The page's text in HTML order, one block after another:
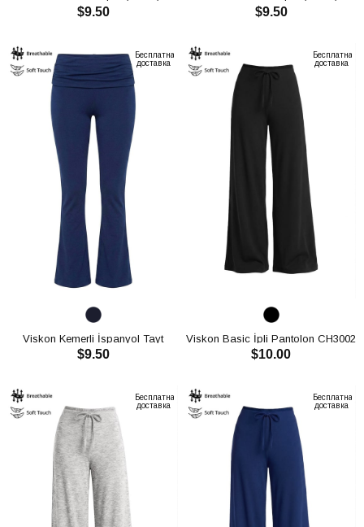
CH3001
$9.50
CH3001
$9.50
Бесплатная
доставка
Viskon Kemerli İspanyol Tayt
CH3001
$9.50
Бесплатная
доставка
Viskon Basic İpli Pantolon CH3002
$10.00
Бесплатная
доставка
Бесплатная
доставка